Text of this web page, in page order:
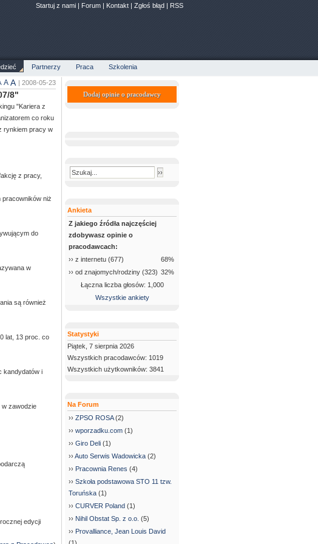
Startuj z nami | Forum | Kontakt | Zgłoś błąd | RSS
Partnerzy Praca
Szkolenia
Dodaj opinie o pracodawcy
Ankieta
Z jakiego źródła najczęściej
zdobywasz opinie o
pracodawcach:
›› z internetu (677)
68%
›› od znajomych/rodziny (323) 32%
Łączna liczba głosów: 1,000
Wszystkie ankiety
Statystyki
Piątek, 7 sierpnia 2026
Wszystkich pracodawców: 1019
Wszystkich użytkowników: 3841
Na Forum
›› ZPSO ROSA(2)
›› wporzadku.com (1)
›› Giro Deli (1)
››Auto Serwis Wadowicka (2)
›› Pracownia Renes (4)
›› Szkoła podstawowa STO 11 tzw.
Toruńska (1)
›› CURVER Poland (1)
›› Nihil Obstat Sp. z o.o. (5)
›› Provalliance, Jean Louis David
A A | 2008-05-23
8"
"Kariera z
co roku
rynkiem pracy w
z pracy,
pracowników niż
do
w
są również
lat, 13 proc. co
kandydatów i
w zawodzie
edycji